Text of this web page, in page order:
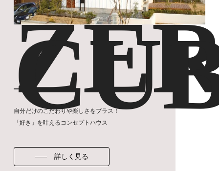
自分だけのこだわりや楽しさをプラス！
「好き」を叶えるコンセプトハウス
詳しく見る